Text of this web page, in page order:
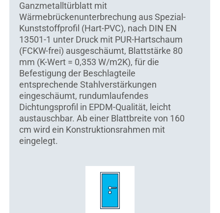
Ganzmetalltürblatt mit
Wärmebrückenunterbrechung aus Spezial-
Kunststoffprofil (Hart-PVC), nach DIN EN
13501-1 unter Druck mit PUR-Hartschaum
(FCKW-frei) ausgeschäumt, Blattstärke 80
mm (K-Wert = 0,353 W/m2K), für die
Befestigung der Beschlagteile
entsprechende Stahlverstärkungen
eingeschäumt, rundumlaufendes
Dichtungsprofil in EPDM-Qualität, leicht
austauschbar. Ab einer Blattbreite von 160
cm wird ein Konstruktionsrahmen mit
eingelegt.